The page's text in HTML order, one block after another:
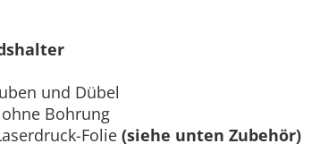
und Dübel
ohne Bohrung
Folie (siehe unten Zubehör)